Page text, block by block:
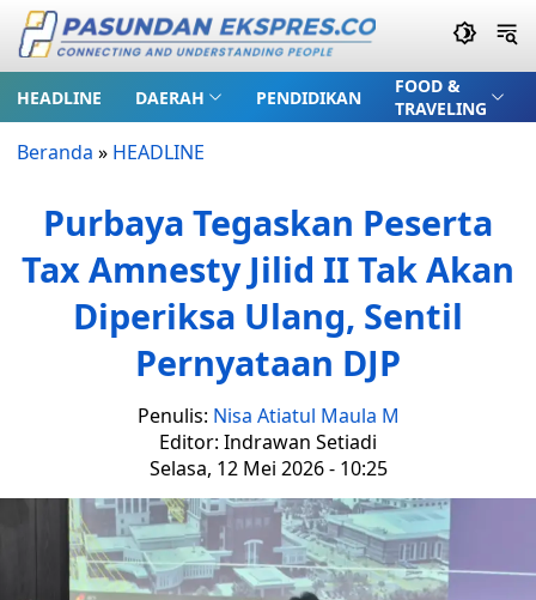
HEADLINE DAERAH PENDIDIKAN
FOOD &
TRAVELING
Beranda » HEADLINE
Purbaya Tegaskan Peserta
Tax Amnesty Jilid II Tak Akan
Diperiksa Ulang, Sentil
Pernyataan DJP
Penulis: Nisa Atiatul Maula M
Editor: Indrawan Setiadi
Selasa, 12 Mei 2026 - 10:25